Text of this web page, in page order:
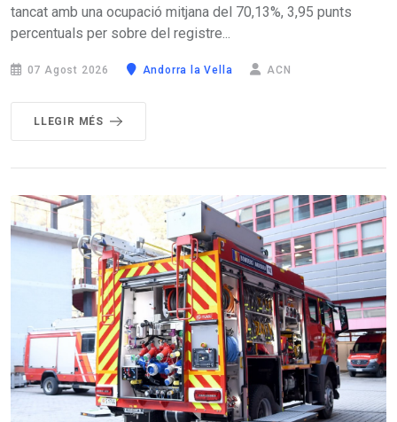
tancat amb una ocupació mitjana del 70,13%, 3,95 punts
percentuals per sobre del registre...
07 Agost 2026 Andorra la Vella ACN
LLEGIR MÉS